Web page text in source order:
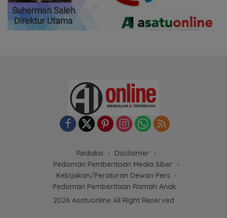
Redaksi
Disclaimer
Pedoman Pemberitaan Media Siber
Kebijakan/Peraturan Dewan Pers
Pedoman Pemberitaan Ramah Anak
2026 Asatuonline All Right Reserved